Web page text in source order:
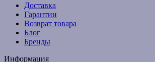
Доставка
Гарантии
Возврат товара
Блог
Бренды
Информация